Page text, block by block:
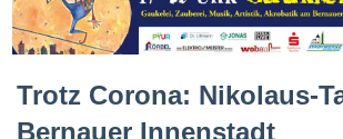
Trotz Corona: Nikolaus-
Bernauer Innenstadt